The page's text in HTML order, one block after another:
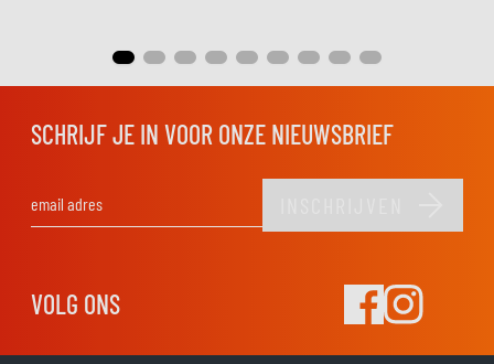
SCHRIJF JE IN VOOR ONZE NIEUWSBRIEF
VOLG ONS